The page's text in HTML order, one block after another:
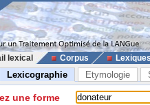
lexical Corpus
Lexicographie Etymologie
une forme